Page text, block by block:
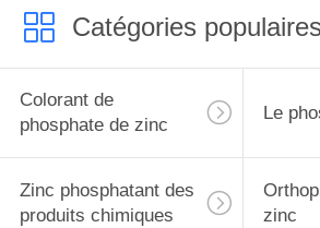
Catégories populaires
Colorant de
phosphate de zinc
Le
Zinc phosphatant des
produits chimiques
zinc